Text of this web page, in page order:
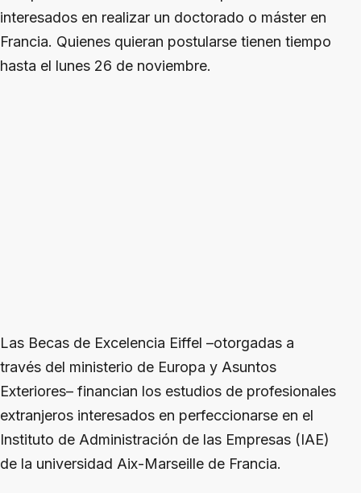
interesados en realizar un doctorado o máster en
Francia. Quienes quieran postularse tienen tiempo
hasta el lunes 26 de noviembre.
Las Becas de Excelencia Eiffel –otorgadas a
través del ministerio de Europa y Asuntos
Exteriores– financian los estudios de profesionales
extranjeros interesados en perfeccionarse en el
Instituto de Administración de las Empresas (IAE)
de la universidad Aix-Marseille de Francia.